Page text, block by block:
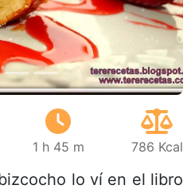
1 h 45 m 786 Kcal
lo ví en el libro